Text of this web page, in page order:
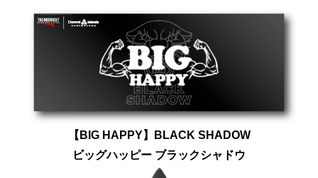
【BIG HAPPY】BLACK SHADOW
ビッグハッピー ブラックシャドウ